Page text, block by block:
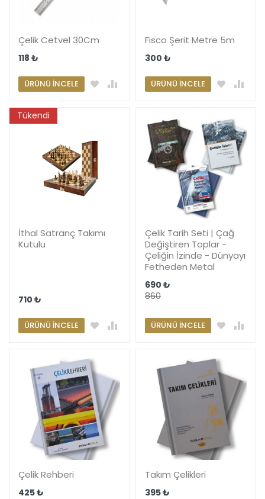
Çelik Cetvel 30Cm
118 ₺
ÜRÜNÜ İNCELE
Fisco Şerit Metre 5m
300 ₺
ÜRÜNÜ İNCELE
Tükendi
İthal Satranç Takımı
Kutulu
710 ₺
ÜRÜNÜ İNCELE
Çelik Tarih Seti | Çağ
Değiştiren Toplar -
Çeliğin İzinde - Dünyayı
Fetheden Metal
690 ₺
860
ÜRÜNÜ İNCELE
Çelik Rehberi
425 ₺
Takım Çelikleri
395 ₺